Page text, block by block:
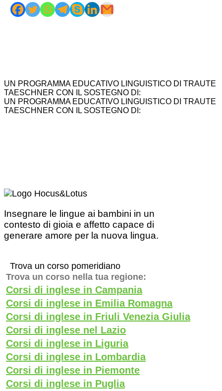
UN PROGRAMMA EDUCATIVO LINGUISTICO DI TRAUTE
TAESCHNER CON IL SOSTEGNO DI:
UN PROGRAMMA EDUCATIVO LINGUISTICO DI TRAUTE
TAESCHNER CON IL SOSTEGNO DI:
Insegnare le lingue ai bambini in un
contesto di gioia e affetto capace di
generare amore per la nuova lingua.
Trova un corso pomeridiano
Trova un corso nella tua regione:
Corsi di inglese in Campania
Corsi di inglese in Emilia Romagna
Corsi di inglese in Friuli Venezia Giulia
Corsi di inglese nel Lazio
Corsi di inglese in Liguria
Corsi di inglese in Lombardia
Corsi di inglese in Piemonte
Corsi di inglese in Puglia